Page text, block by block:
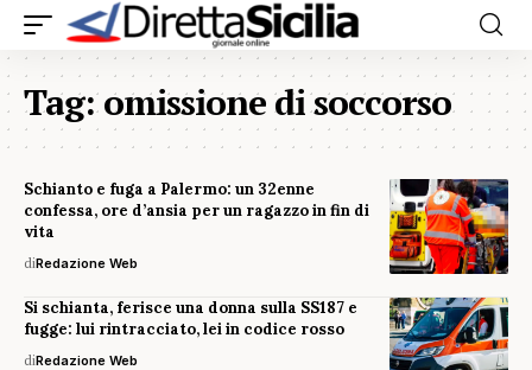
Tag:omissione di soccorso
Schianto e fuga a Palermo: un 32enne
confessa, ore d’ansia per un ragazzo in fin di
vita
diRedazione Web
Si schianta, ferisce una donna sulla SS187 e
fugge: lui rintracciato, lei in codice rosso
diRedazione Web